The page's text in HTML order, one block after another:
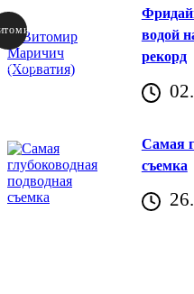
водой
рекорд
Самая
съемка